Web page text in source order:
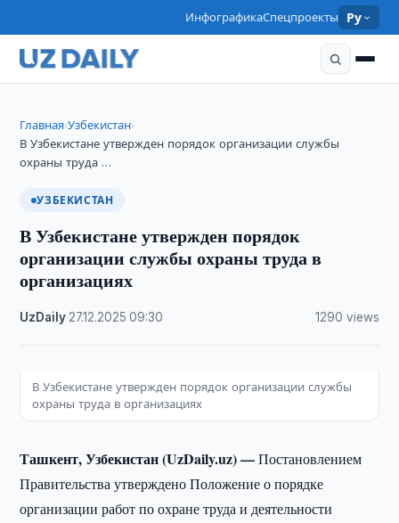
ИнфографикаСпецпроекты Ру
Главная›Узбекистан›
В Узбекистане утвержден порядок организации службы
охраны труда …
УЗБЕКИСТАН
В Узбекистане утвержден порядок
организации службы охраны труда в
организациях
UzDaily 27.12.2025 ·09:30 1290 views
В Узбекистане утвержден порядок организации службы
охраны труда в организациях
Ташкент, Узбекистан (UzDaily.uz) —Постановлением
Правительства утверждено Положение о порядке
организации работ по охране труда и деятельности